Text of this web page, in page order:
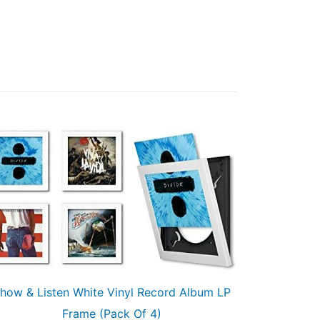
& Listen White Vinyl Record Album LP
Frame (Pack Of 4)